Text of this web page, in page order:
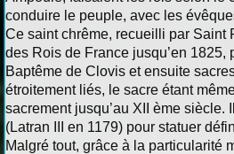
conduire le peuple, avec les
Ce saint chrême, recueilli par Saint
des Rois de France jusqu’en 1825,
Baptême de Clovis et ensuite
étroitement liés, le sacre étant
sacrement jusqu’au XII ème siècle.
(Latran III en 1179) pour statuer
Malgré tout, grâce à la particularité